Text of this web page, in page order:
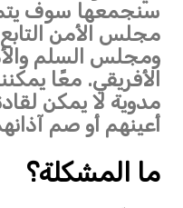
سنجمعها سوف يتم
مجلس الأمن
ومجلس السلم
الأفريقي. معًا
مدوية لا يمكن
أعينهم أو صم
ما المشكلة؟